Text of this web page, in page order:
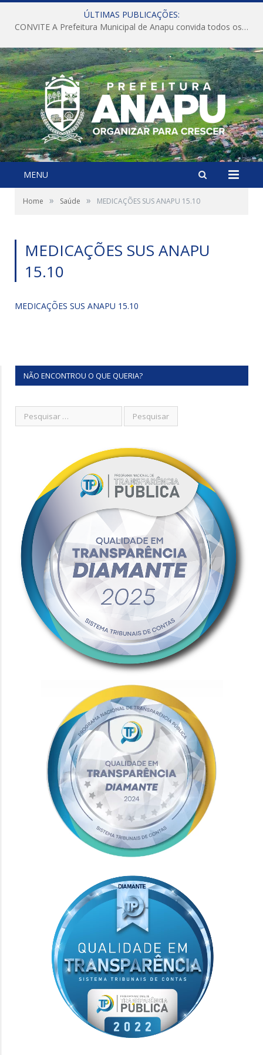
ÚLTIMAS PUBLICAÇÕES:
CONVITE A Prefeitura Municipal de Anapu convida todos os servidores públicos municipais para participarem da Audiência Pública de discussão da Lei de Diretrizes Orçamentárias (LDO), importante instrumento de planejamento das ações e investimentos da Administração Pública para o próximo exercício financeiro.
MENU
Home » Saúde » MEDICAÇÕES SUS ANAPU 15.10
MEDICAÇÕES SUS ANAPU
15.10
MEDICAÇÕES SUS ANAPU 15.10
NÃO ENCONTROU O QUE QUERIA?